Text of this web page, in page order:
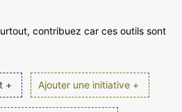
contribuez car ces outils sont
+ Ajouter une initiative +